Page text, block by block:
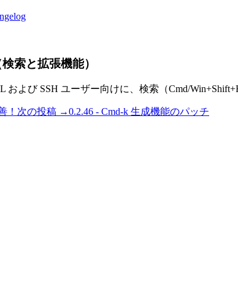
索と拡張機能）
および SSH ユーザー向けに、検索（Cmd/
！ 次の投稿 →0.2.46 - Cmd-k 生成機能のパッチ